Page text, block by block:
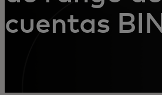
cuentas BIN